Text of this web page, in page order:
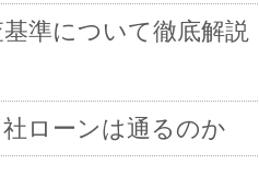
準について徹底解
ローンは通るのか